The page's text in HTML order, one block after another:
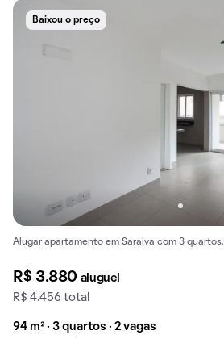
Baixou o preço
Alugar apartamento em Saraiva com 3 quartos.
R$ 3.880 aluguel
R$ 4.456 total
94 m² · 3 quartos · 2 vagas